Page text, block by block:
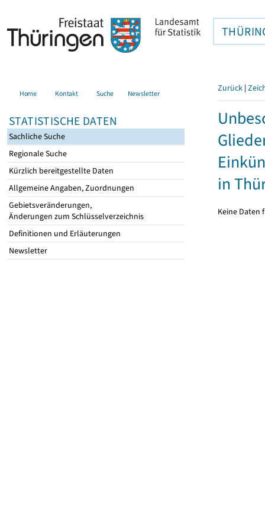
Home Kontakt Suche Newsletter
STATISTISCHE DATEN
Sachliche Suche
Regionale Suche
Kürzlich bereitgestellte Daten
Allgemeine Angaben, Zuordnungen
Gebietsveränderungen,
Änderungen zum Schlüsselverzeichnis
Definitionen und Erläuterungen
Newsletter
Zurück |
in
Keine Daten